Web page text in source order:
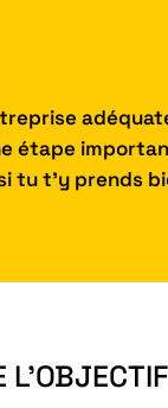
étape
tu t’y prends